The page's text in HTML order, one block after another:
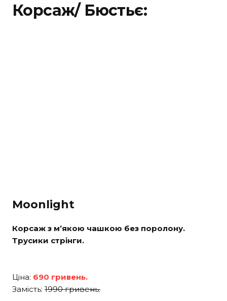
Корсаж/ Бюстьє:
Moonlight
Корсаж з м’якою чашкою без поролону.
Трусики стрінги.
Ціна: 690 гривень.
Замість: 1990 гривень.